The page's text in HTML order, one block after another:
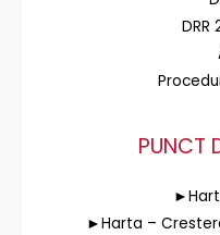
DRR
PUNCT
►Harta –